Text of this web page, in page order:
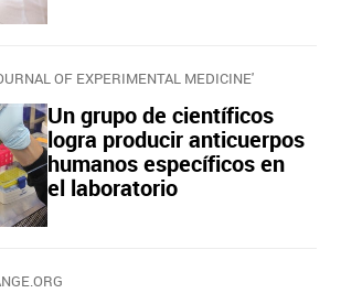
OF EXPERIMENTAL MEDICINE'
Un grupo de científicos
logra producir anticuerpos
humanos específicos en
el laboratorio